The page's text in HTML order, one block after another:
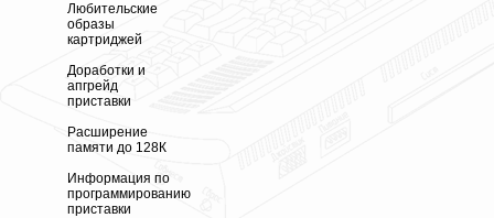
Любительские
образы
картриджей
Доработки и
апгрейд
приставки
Расширение
памяти до 128К
Информация по
программированию
приставки